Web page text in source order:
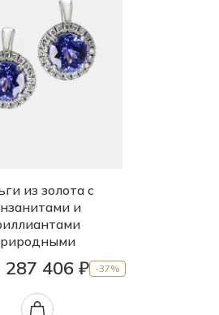
из золота с
и
287 406 ₽ -37%